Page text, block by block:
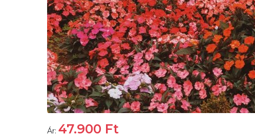
Ár: 47.900 Ft